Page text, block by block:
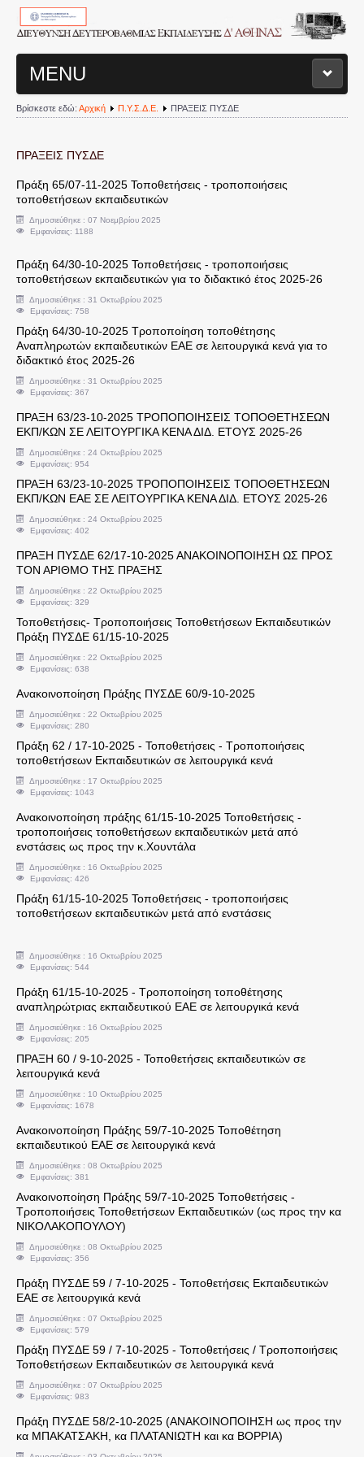
MENU
ΑΡΧΙΚΗ ΣΕΛΙΔΑ
ΔΙΟΙΚΗΤΙΚΗ ΔΟΜΗ Δ/ΝΣΗΣ
Διευθυντής
Τμήματα Διεύθυνσης
Σχολεία
Διοικητικά Θέματα
Υπηρεσιακές Μεταβολές
Υπεύθυνοι Εργαστηρίων
Άδειες
Συντάξεις
Αξιολόγηση - Πειθαρχικά
Κρατικό Πιστοποιητικό Γλωσομάθειας
Απόδοση Β' Ειδικότητας
Κρατικό Πιστοποιητικό Πληροφορικής
Πολιτογράφηση
Αναπληρωτές - Ωρομίσθιοι
Μεταθέσεις - Αποσπάσεις - Μετατάξεις
Πανελλήνιες Εξετάσεις
Υποδείγματα Αιτήσεων
Δικαιολογτικά για Άδεια Άσκησης Ιδιωτικού
ΑΣΕΠ-Διορισμοί
Συνδικαλιστικά Θέματα
Ενημερώσεις Διευθυντή Εκπαίδευσης
Αντιστοιχίες Τίτλων Σπουδών Ξένων Σχολείων
Οικονομικά θέματα
Υπερωρίες Εκπαιδευτικών
Υποβολή υπεύθυνων δηλώσεων ν. 1256/1982
Υπερωρίες για αποσπάσεις σε πολιτικά
Στοιχεία Εκτέλεσης Προϋπολογισμού
Βρίσκεστε εδώ: Αρχική Π.Υ.Σ.Δ.Ε. ΠΡΑΞΕΙΣ ΠΥΣΔΕ
ΠΡΑΞΕΙΣ ΠΥΣΔΕ
Πράξη 65/07-11-2025 Τοποθετήσεις - τροποποιήσεις
τοποθετήσεων εκπαιδευτικών
Δημοσιεύθηκε : 07 Νοεμβρίου 2025
Εμφανίσεις: 1188
Πράξη 64/30-10-2025 Τοποθετήσεις - τροποποιήσεις
τοποθετήσεων εκπαιδευτικών για το διδακτικό έτος 2025-26
Δημοσιεύθηκε : 31 Οκτωβρίου 2025
Εμφανίσεις: 758
Πράξη 64/30-10-2025 Τροποποίηση τοποθέτησης
Αναπληρωτών εκπαιδευτικών ΕΑΕ σε λειτουργικά κενά για το
διδακτικό έτος 2025-26
Δημοσιεύθηκε : 31 Οκτωβρίου 2025
Εμφανίσεις: 367
ΠΡΑΞΗ 63/23-10-2025 ΤΡΟΠΟΠΟΙΗΣΕΙΣ ΤΟΠΟΘΕΤΗΣΕΩΝ
ΕΚΠ/ΚΩΝ ΣΕ ΛΕΙΤΟΥΡΓΙΚΑ ΚΕΝΑ ΔΙΔ. ΕΤΟΥΣ 2025-26
Δημοσιεύθηκε : 24 Οκτωβρίου 2025
Εμφανίσεις: 954
ΠΡΑΞΗ 63/23-10-2025 ΤΡΟΠΟΠΟΙΗΣΕΙΣ ΤΟΠΟΘΕΤΗΣΕΩΝ
ΕΚΠ/ΚΩΝ ΕΑΕ ΣΕ ΛΕΙΤΟΥΡΓΙΚΑ ΚΕΝΑ ΔΙΔ. ΕΤΟΥΣ 2025-26
Δημοσιεύθηκε : 24 Οκτωβρίου 2025
Εμφανίσεις: 402
ΠΡΑΞΗ ΠΥΣΔΕ 62/17-10-2025 ΑΝΑΚΟΙΝΟΠΟΙΗΣΗ ΩΣ ΠΡΟΣ
ΤΟΝ ΑΡΙΘΜΟ ΤΗΣ ΠΡΑΞΗΣ
Δημοσιεύθηκε : 22 Οκτωβρίου 2025
Εμφανίσεις: 329
Τοποθετήσεις- Τροποποιήσεις Τοποθετήσεων Εκπαιδευτικών
Πράξη ΠΥΣΔΕ 61/15-10-2025
Δημοσιεύθηκε : 22 Οκτωβρίου 2025
Εμφανίσεις: 638
Ανακοινοποίηση Πράξης ΠΥΣΔΕ 60/9-10-2025
Δημοσιεύθηκε : 22 Οκτωβρίου 2025
Εμφανίσεις: 280
Πράξη 62 / 17-10-2025 - Τοποθετήσεις - Τροποποιήσεις
τοποθετήσεων Εκπαιδευτικών σε λειτουργικά κενά
Δημοσιεύθηκε : 17 Οκτωβρίου 2025
Εμφανίσεις: 1043
Ανακοινοποίηση πράξης 61/15-10-2025 Τοποθετήσεις -
τροποποιήσεις τοποθετήσεων εκπαιδευτικών μετά από
ενστάσεις ως προς την κ.Χουντάλα
Δημοσιεύθηκε : 16 Οκτωβρίου 2025
Εμφανίσεις: 426
Πράξη 61/15-10-2025 Τοποθετήσεις - τροποποιήσεις
τοποθετήσεων εκπαιδευτικών μετά από ενστάσεις
Δημοσιεύθηκε : 16 Οκτωβρίου 2025
Εμφανίσεις: 544
Πράξη 61/15-10-2025 - Τροποποίηση τοποθέτησης
αναπληρώτριας εκπαιδευτικού ΕΑΕ σε λειτουργικά κενά
Δημοσιεύθηκε : 16 Οκτωβρίου 2025
Εμφανίσεις: 205
ΠΡΑΞΗ 60 / 9-10-2025 - Τοποθετήσεις εκπαιδευτικών σε
λειτουργικά κενά
Δημοσιεύθηκε : 10 Οκτωβρίου 2025
Εμφανίσεις: 1678
Ανακοινοποίηση Πράξης 59/7-10-2025 Τοποθέτηση
εκπαιδευτικού ΕΑΕ σε λειτουργικά κενά
Δημοσιεύθηκε : 08 Οκτωβρίου 2025
Εμφανίσεις: 381
Ανακοινοποίηση Πράξης 59/7-10-2025 Τοποθετήσεις -
Τροποποιήσεις Τοποθετήσεων Εκπαιδευτικών (ως προς την κα
ΝΙΚΟΛΑΚΟΠΟΥΛΟΥ)
Δημοσιεύθηκε : 08 Οκτωβρίου 2025
Εμφανίσεις: 356
Πράξη ΠΥΣΔΕ 59 / 7-10-2025 - Τοποθετήσεις Εκπαιδευτικών
ΕΑΕ σε λειτουργικά κενά
Δημοσιεύθηκε : 07 Οκτωβρίου 2025
Εμφανίσεις: 579
Πράξη ΠΥΣΔΕ 59 / 7-10-2025 - Τοποθετήσεις / Τροποποιήσεις
Τοποθετήσεων Εκπαιδευτικών σε λειτουργικά κενά
Δημοσιεύθηκε : 07 Οκτωβρίου 2025
Εμφανίσεις: 983
Πράξη ΠΥΣΔΕ 58/2-10-2025 (ΑΝΑΚΟΙΝΟΠΟΙΗΣΗ ως προς την
κα ΜΠΑΚΑΤΣΑΚΗ, κα ΠΛΑΤΑΝΙΩΤΗ και κα ΒΟΡΡΙΑ)